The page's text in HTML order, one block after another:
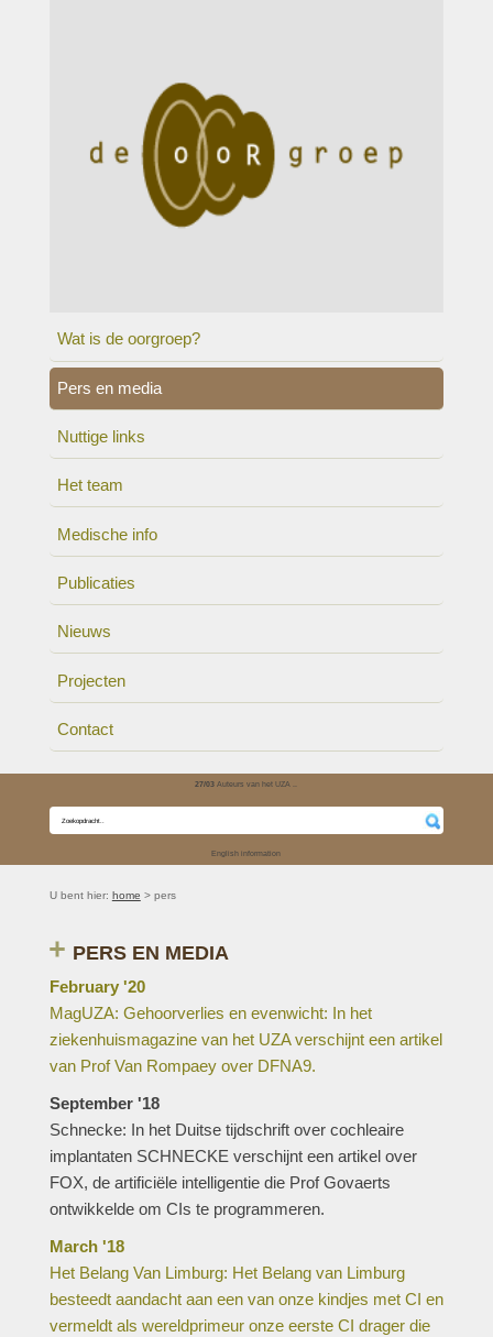
Wat is de oorgroep?
Pers en media
Nuttige links
Het team
Medische info
Publicaties
Nieuws
Projecten
Contact
27/03 Auteurs van het UZA ..
English information
U bent hier: home > pers
PERS EN MEDIA
February '20
MagUZA: Gehoorverlies en evenwicht: In het
ziekenhuismagazine van het UZA verschijnt een artikel
van Prof Van Rompaey over DFNA9.
September '18
Schnecke: In het Duitse tijdschrift over cochleaire
implantaten SCHNECKE verschijnt een artikel over
FOX, de artificiële intelligentie die Prof Govaerts
ontwikkelde om CIs te programmeren.
March '18
Het Belang Van Limburg: Het Belang van Limburg
besteedt aandacht aan een van onze kindjes met CI en
vermeldt als wereldprimeur onze eerste CI drager die